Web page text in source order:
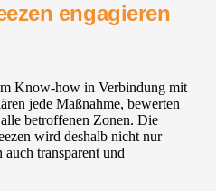
engagieren
Know-how in Verbindung mit
jede Maßnahme, bewerten
betroffenen Zonen. Die
wird deshalb nicht nur
auch transparent und